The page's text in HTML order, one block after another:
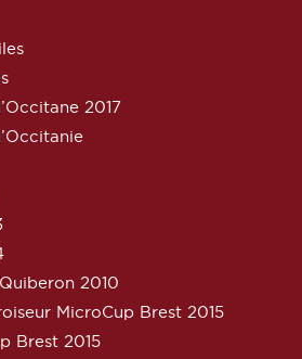
2017
2010
MicroCup Brest 2015
Brest 2015